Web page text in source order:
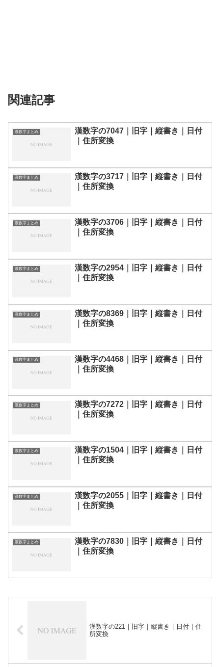
関連記事
漢数字まとめ
漢数字の7047｜旧字｜縦書き｜日付
｜住所変換
漢数字まとめ
漢数字の3717｜旧字｜縦書き｜日付
｜住所変換
漢数字まとめ
漢数字の3706｜旧字｜縦書き｜日付
｜住所変換
漢数字まとめ
漢数字の2954｜旧字｜縦書き｜日付
｜住所変換
漢数字まとめ
漢数字の8369｜旧字｜縦書き｜日付
｜住所変換
漢数字まとめ
漢数字の4468｜旧字｜縦書き｜日付
｜住所変換
漢数字まとめ
漢数字の7272｜旧字｜縦書き｜日付
｜住所変換
漢数字まとめ
漢数字の1504｜旧字｜縦書き｜日付
｜住所変換
漢数字まとめ
漢数字の2055｜旧字｜縦書き｜日付
｜住所変換
漢数字まとめ
漢数字の7830｜旧字｜縦書き｜日付
｜住所変換
漢数字の221｜旧字｜縦書き｜日付｜住
所変換